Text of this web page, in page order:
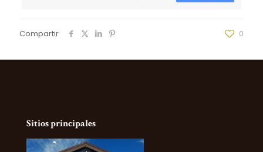
Compartir 0
Sitios principales